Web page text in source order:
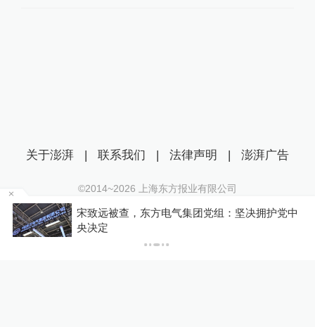
中
男子在微信家长群里煽动孤立孩子同学被法院判
赔
关于澎湃 | 联系我们 | 法律声明 | 澎湃广告
©2014~2026 上海东方报业有限公司
沪ICP证：沪B2-20170116 | 沪ICP备14003370号
互联网新闻信息服务许可证：31120170006
沪公网安备 31010602000299号